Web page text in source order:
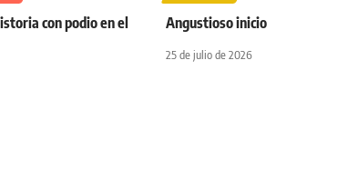
con podio en el
Angustioso inicio
25 de julio de 2026